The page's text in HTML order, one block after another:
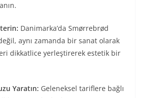
Danimarka’da Smørrebrød
aynı zamanda bir sanat olarak
dikkatlice yerleştirerek estetik bir
Yaratın: Geleneksel tariflere bağlı